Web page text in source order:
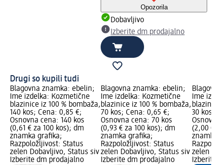
Opozorila
Dobavljivo
Izberite dm prodajalno
Drugi so kupili tudi
Blagovna znamka: ebelin;
Ime izdelka: Kozmetične
blazinice iz 100 % bombaža,
140 kos; Cena: 0,85 €;
Osnovna cena: 140 kos
(0,61 € za 100 kos); dm
znamka grafika;
Razpoložljivost: Status
zelen Dobavljivo, Status siv
Izberite dm prodajalno
Blagovna znamka: ebelin;
Ime izdelka: Kozmetične
blazinice iz 100 % bombaža,
70 kos; Cena: 0,65 €;
Osnovna cena: 70 kos
(0,93 € za 100 kos); dm
znamka grafika;
Razpoložljivost: Status
zelen Dobavljivo, Status siv
Izberite dm prodajalno
Ime
30 kos;
(2,00 €
znamka
zelen
Izberite